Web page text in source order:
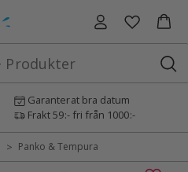
Garanterat bra datum
Frakt 59:- fri från 1000:-
> Panko & Tempura